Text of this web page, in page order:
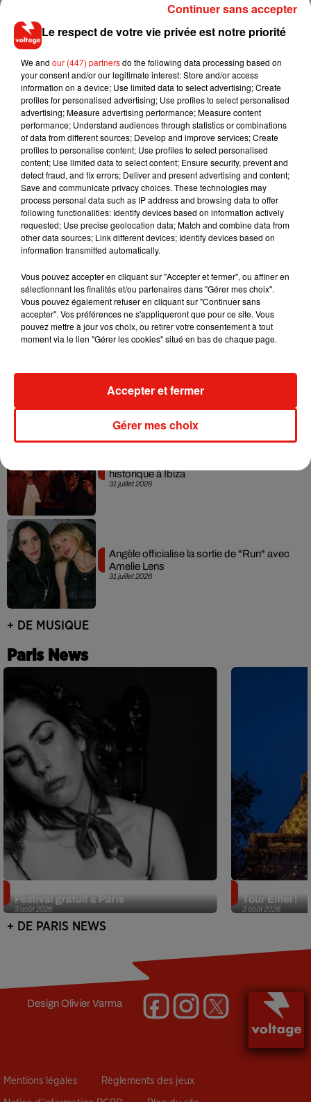
Musique
7 août 2026
Angèle et Amélie Lens dévoilent leur
collaboration tant attendue
6 août 2026
Il y a 10 ans, DJ Snake changeait de
dimension avec son premier...
3 août 2026
Fred again.. et Latin Mafia dévoilent enfin
leur mixtape créée en...
31 juillet 2026
31 juillet 2026
historique à Ibiza
31 juillet 2026
Angèle officialise la sortie de "Run" avec
Amelie Lens
+ DE MUSIQUE
Paris News
3 août 2026
Festival gratuit à Paris
3 août 2026
Tour Eiffel !
+ DE PARIS NEWS
DesignOlivier Varma
Mentions légales Règlements des jeux
Le respect de votre vie privée est notre priorité
We and our (447) partnersdo the following data processing based on
your consent and/or our legitimate interest: Store and/or access
information on a device; Use limited data to select advertising; Create
profiles for personalised advertising; Use profiles to select personalised
advertising; Measure advertising performance; Measure content
performance; Understand audiences through statistics or combinations
of data from different sources; Develop and improve services; Create
profiles to personalise content; Use profiles to select personalised
content; Use limited data to select content; Ensure security, prevent and
detect fraud, and fix errors; Deliver and present advertising and content;
Save and communicate privacy choices. These technologies may
process personal data such as IP address and browsing data to offer
following functionalities: Identify devices based on information actively
requested; Use precise geolocation data; Match and combine data from
other data sources; Link different devices; Identify devices based on
information transmitted automatically.
Vous pouvez accepter en cliquant sur "Accepter et fermer", ou affiner en
sélectionnant les finalités et/ou partenaires dans "Gérer mes choix".
Vous pouvez également refuser en cliquant sur "Continuer sans
accepter". Vos préférences ne s'appliqueront que pour ce site. Vous
pouvez mettre à jour vos choix, ou retirer votre consentement à tout
moment via le lien "Gérer les cookies" situé en bas de chaque page.
Gérer mes choix
Accepter et fermer
Continuer sans accepter